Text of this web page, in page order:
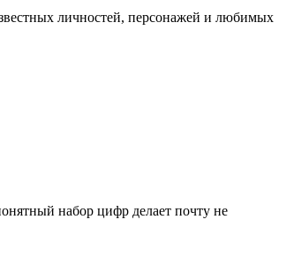
личностей, персонажей и любимых
набор цифр делает почту не